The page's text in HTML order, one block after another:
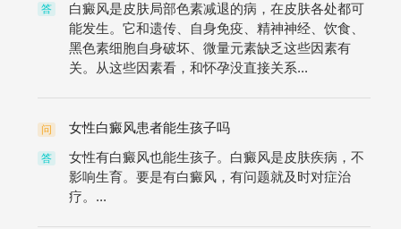
答
白癜风是皮肤局部色素减退的病，在皮肤各处都可
能发生。它和遗传、自身免疫、精神神经、饮食、
黑色素细胞自身破坏、微量元素缺乏这些因素有
关。从这些因素看，和怀孕没直接关系...
问 女性白癜风患者能生孩子吗
答
女性有白癜风也能生孩子。白癜风是皮肤疾病，不
影响生育。要是有白癜风，有问题就及时对症治
疗。...